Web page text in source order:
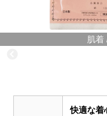
肌着
快適な着